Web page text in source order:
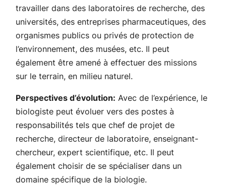
travailler dans des laboratoires de recherche, des
universités, des entreprises pharmaceutiques, des
organismes publics ou privés de protection de
l’environnement, des musées, etc. Il peut
également être amené à effectuer des missions
sur le terrain, en milieu naturel.
Perspectives d’évolution: Avec de l’expérience, le
biologiste peut évoluer vers des postes à
responsabilités tels que chef de projet de
recherche, directeur de laboratoire, enseignant-
chercheur, expert scientifique, etc. Il peut
également choisir de se spécialiser dans un
domaine spécifique de la biologie.